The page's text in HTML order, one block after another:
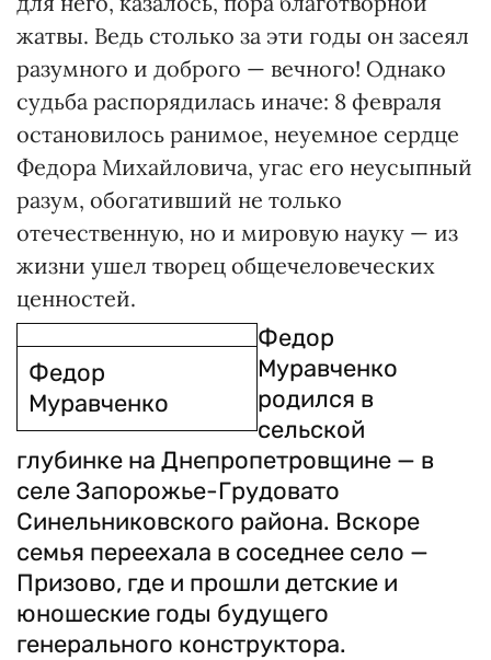
жатвы. Ведь столько за эти годы он засеял
разумного и доброго — вечного! Однако
судьба распорядилась иначе: 8 февраля
остановилось ранимое, неуемное сердце
Федора Михайловича, угас его неусыпный
разум, обогативший не только
отечественную, но и мировую науку — из
жизни ушел творец общечеловеческих
ценностей.
Федор
Муравченко
Федор
Муравченко
родился в
сельской
глубинке на Днепропетровщине — в
селе Запорожье-Грудовато
Синельниковского района. Вскоре
семья переехала в соседнее село —
Призово, где и прошли детские и
юношеские годы будущего
генерального конструктора.